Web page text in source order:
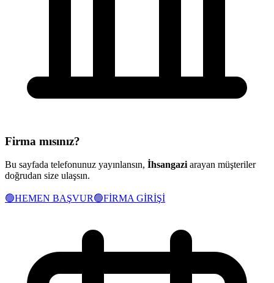
Firma mısınız?
Bu sayfada telefonunuz yayınlansın, İhsangazi arayan müşteriler
doğrudan size ulaşsın.
🟢HEMEN BAŞVUR🟢FİRMA GİRİŞİ